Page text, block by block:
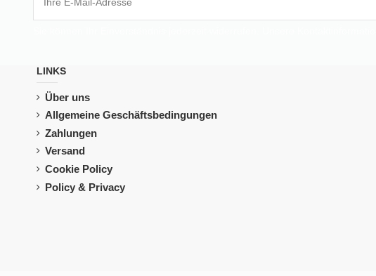
LINKS
Über uns
Allgemeine Geschäftsbedingungen
Zahlungen
Versand
Cookie Policy
Policy & Privacy